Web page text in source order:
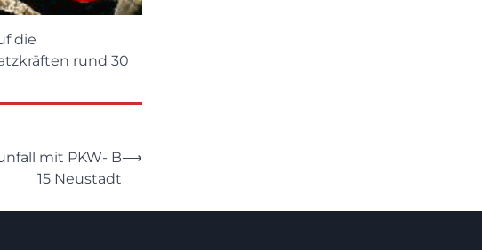
die
rund 30
mit PKW- B
15 Neustadt
⟶